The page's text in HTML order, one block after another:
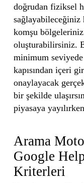
doğrudan fiziksel
komşu
oluşturabilirsiniz.
minimum seviyede
kapısından içeri
onaylayacak
bir şekilde
piyasaya
Arama
Google
Kriterleri